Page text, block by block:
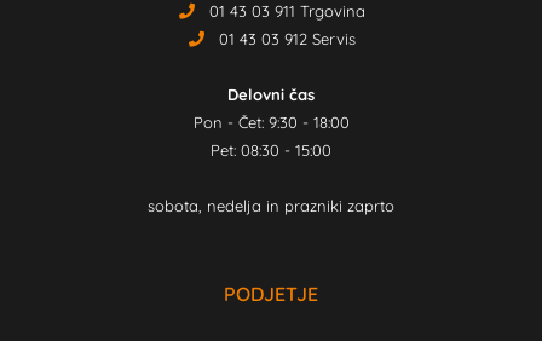
01 43 03 911 Trgovina
01 43 03 912 Servis
Delovni čas
Pon - Čet: 9:30 - 18:00
Pet: 08:30 - 15:00
sobota, nedelja in prazniki zaprto
PODJETJE